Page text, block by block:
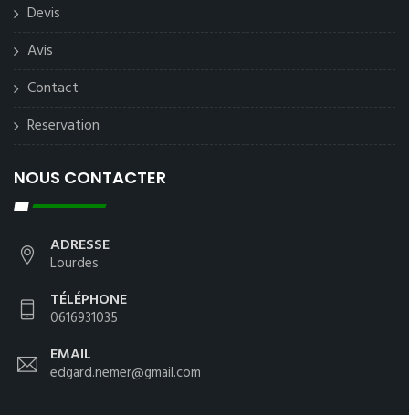
Devis
Avis
Contact
Reservation
NOUS CONTACTER
ADRESSE
Lourdes
TÉLÉPHONE
0616931035
EMAIL
edgard.nemer@gmail.com